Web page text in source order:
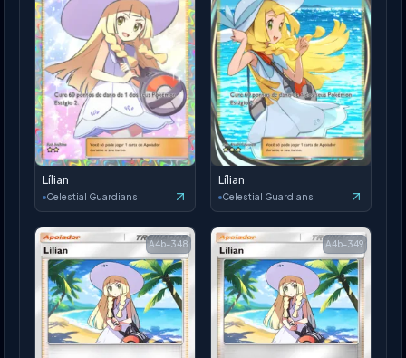
Lílian
Celestial Guardians
Lílian
Celestial Guardians
A4b-348 A4b-349